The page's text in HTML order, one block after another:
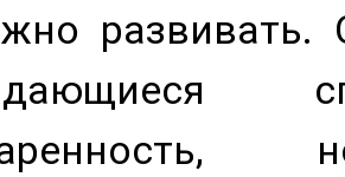
развивать.